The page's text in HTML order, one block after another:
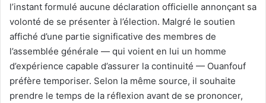
l’instant formulé aucune déclaration officielle annonçant sa
volonté de se présenter à l’élection. Malgré le soutien
affiché d’une partie significative des membres de
l’assemblée générale — qui voient en lui un homme
d’expérience capable d’assurer la continuité — Ouanfouf
préfère temporiser. Selon la même source, il souhaite
prendre le temps de la réflexion avant de se prononcer,